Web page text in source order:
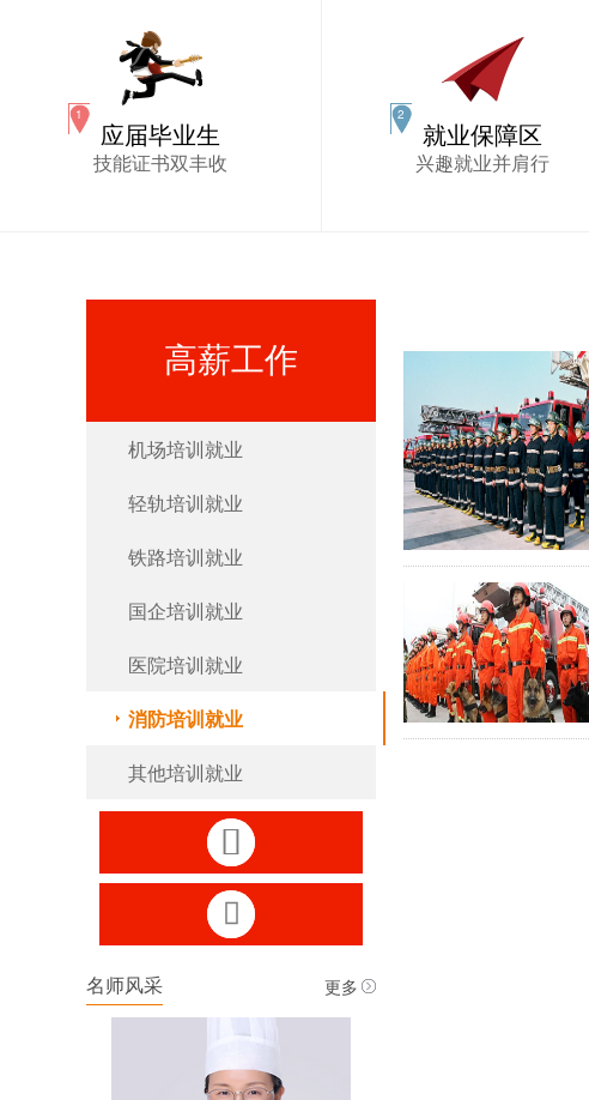
应届毕业生
技能证书双丰收
就业保障区
兴趣就业并肩行
高薪工作
机场培训就业
轻轨培训就业
铁路培训就业
国企培训就业
医院培训就业
消防培训就业
其他培训就业


名师风采 更多